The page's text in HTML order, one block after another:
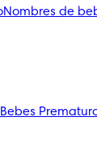
Nombres de
Bebes